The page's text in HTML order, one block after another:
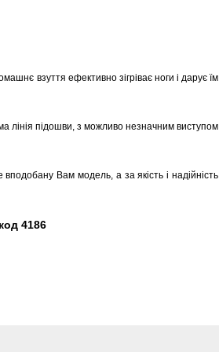
взуття ефективно зігріває ноги і дарує їм
лінія підошви, з можливо незначним виступом
Вам модель, а за якість і надійність
4186